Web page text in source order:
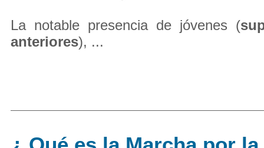
La notable presencia de jóvenes (
anteriores), ...